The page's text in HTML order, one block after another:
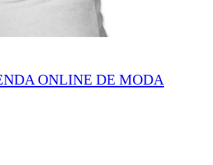
ONLINE DE MODA